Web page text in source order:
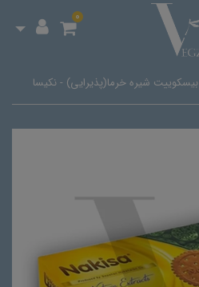
0
بیسکوییت شیره خرما(پذیرایی) - نکیسا